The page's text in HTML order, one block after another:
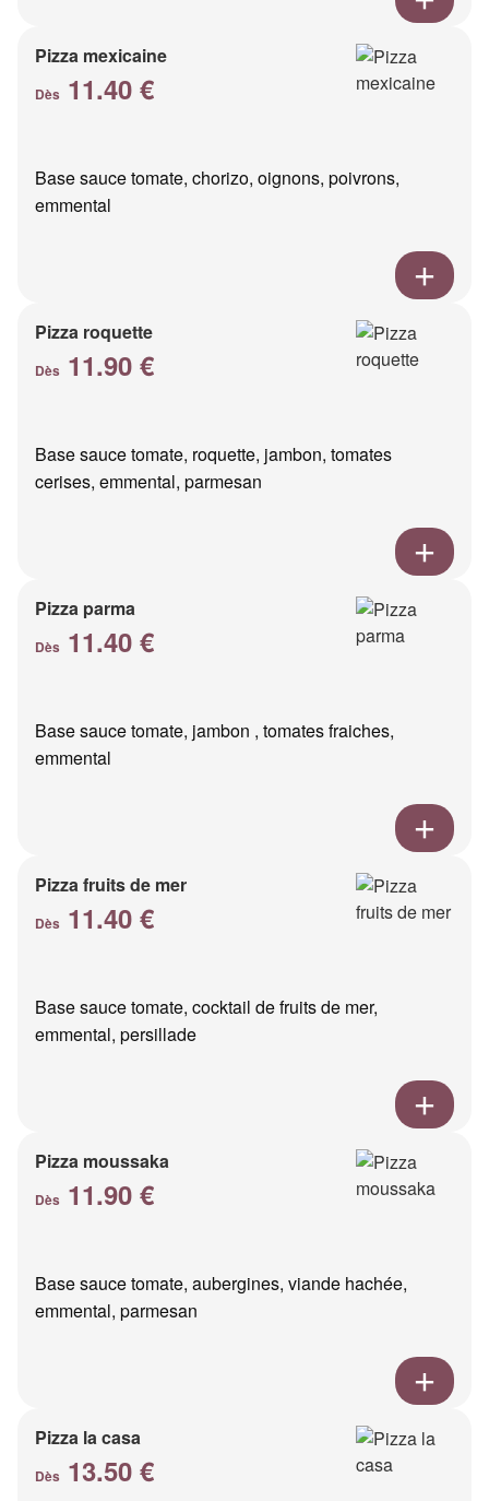
Pizza mexicaine
Dès 11.40 €
Base sauce tomate, chorizo, oignons, poivrons,
emmental
Pizza roquette
Dès 11.90 €
Base sauce tomate, roquette, jambon, tomates
cerises, emmental, parmesan
Pizza parma
Dès 11.40 €
Base sauce tomate, jambon , tomates fraiches,
emmental
Pizza fruits de mer
Dès 11.40 €
Base sauce tomate, cocktail de fruits de mer,
emmental, persillade
Pizza moussaka
Dès 11.90 €
Base sauce tomate, aubergines, viande hachée,
emmental, parmesan
Pizza la casa
Dès 13.50 €